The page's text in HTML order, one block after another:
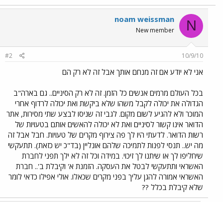
N
noam weissman
New member
10/9/10
#2
אני לא יודע אם זה מנחם אותך אבל זה לא רק הם
בכל העולם מרמים אנשים כל הזמן. זה לא רק הסיניים.. גם בארה"ב
הגדולה את יכולה לקבל משהו שלא ביקשת ואת יכולה לרדוף אחרי
המוכר ולא להגיע לשום מקום. לגבי זה שניסו לבצע שתי מסירות, אתר
הדואר אינו קשור לסיניים ואת לא יכולה להאשים אותם בטעויות של
רשות הדואר. לדעתי היו לך פה צירוף מקרים של טעויות. חבל אבל זה
מה יש.. תנסי לפנות לתמיכה שלהם אונליין (בד"כ יש כזאת). תתעקשי
שיחליפו לך או שיתנו לך זיכוי. במידה וכל זה לא ילך תפני לחברת
האשראי ותתעקשי לבטל את העסקה. הזמנת א' וקיבלת ב'.. חברת
האשראי אמורה להגן עליך בפני מקרים שכאלו. אולי אפילו כדאי לומר
שלא קיבלת בכלל ??